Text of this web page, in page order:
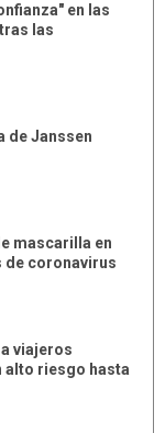
en las
las
de Janssen
mascarilla en
coronavirus
viajeros
alto riesgo hasta